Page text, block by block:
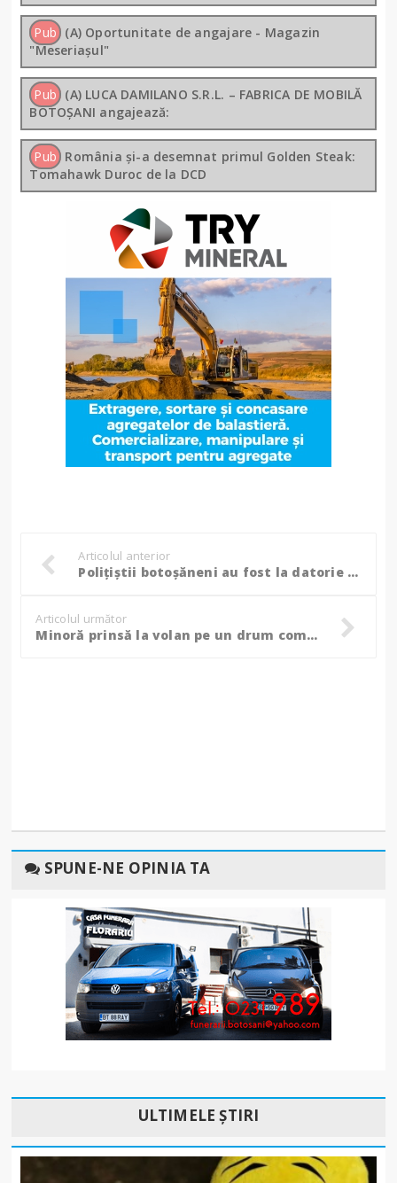
Pub (A) Oportunitate de angajare - Magazin
"Meseriașul"
Pub (A) LUCA DAMILANO S.R.L. – FABRICA DE MOBILĂ
BOTOȘANI angajează:
Pub România și-a desemnat primul Golden Steak:
Tomahawk Duroc de la DCD
Articolul anterior
Polițiștii botoșăneni au fost la datorie și în acest weekend. Acțiunile s-au lăsat cu amenzi de peste 70.000 de lei
Articolul următor
Minoră prinsă la volan pe un drum comunal
SPUNE-NE OPINIA TA
ULTIMELE ȘTIRI